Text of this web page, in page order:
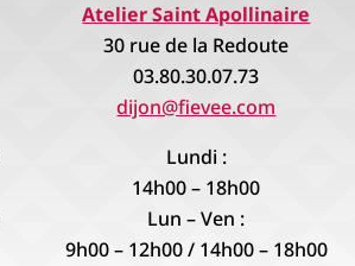
Atelier Saint Apollinaire
30 rue de la Redoute
03.80.30.07.73
dijon@fievee.com
Lundi :
14h00 – 18h00
Lun – Ven :
9h00 – 12h00 / 14h00 – 18h00